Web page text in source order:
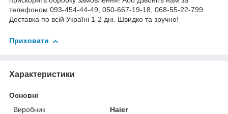
телефоном 093-454-44-49, 050-667-19-18, 068-55-22-799.
Доставка по всій Україні 1-2 дні. Швидко та зручно!
Приховати
Характеристики
Основні
Виробник
Haier